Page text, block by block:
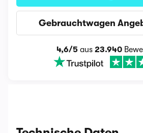
Gebrauchtwagen
4,6/5 aus 23.940